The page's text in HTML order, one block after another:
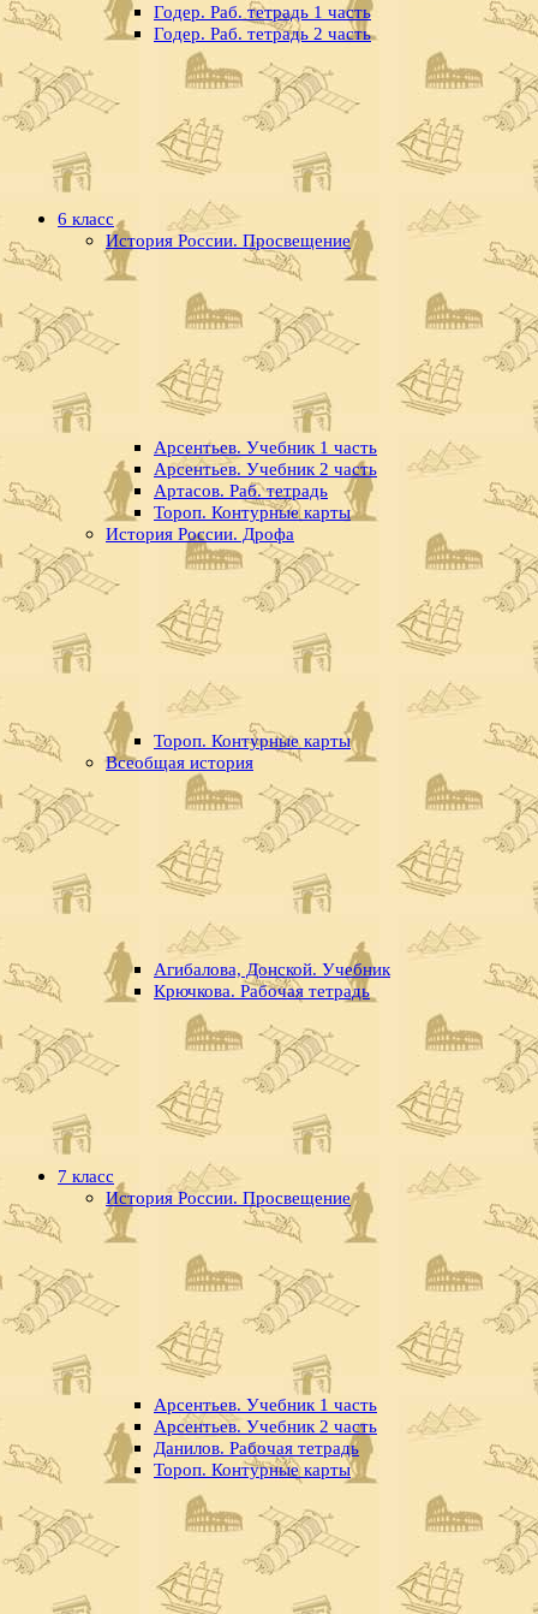
Годер. Раб. тетрадь 1 часть
Годер. Раб. тетрадь 2 часть
6 класс
История России. Просвещение
Арсентьев. Учебник 1 часть
Арсентьев. Учебник 2 часть
Артасов. Раб. тетрадь
Тороп. Контурные карты
История России. Дрофа
Тороп. Контурные карты
Всеобщая история
Агибалова, Донской. Учебник
Крючкова. Рабочая тетрадь
7 класс
История России. Просвещение
Арсентьев. Учебник 1 часть
Арсентьев. Учебник 2 часть
Данилов. Рабочая тетрадь
Тороп. Контурные карты